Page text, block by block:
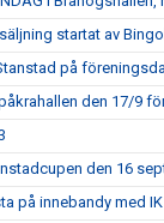
startat av
på
den 17/9
den 16
på innebandy med